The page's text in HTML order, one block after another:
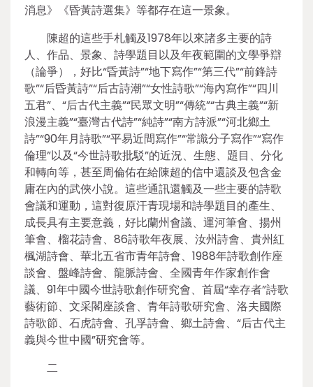
消息》《昏黃詩選集》等都存在這一景象。
陳超的這些手札觸及1978年以來諸多主要的詩
人、作品、景象、詩學題目以及年夜範圍的文學爭辯
（論爭），好比“昏黃詩”“地下寫作”“第三代”“前鋒詩
歌”“后昏黃詩”“后古詩潮”“女性詩歌”“海內寫作”“四川
五君”、“后古代主義”“民眾文明”“傳統”“古典主義”“新
浪漫主義”“臺灣古代詩”“純詩”“南方詩派”“河北鄉土
詩”“90年月詩歌”“平易近間寫作”“常識分子寫作”“寫作
倫理”以及“今世詩歌批駁”的近況、生態、題目、分化
和轉向等，甚至周倫佑在給陳超的信中還談及包含金
庸在內的武俠小說。這些通訊還觸及一些主要的詩歌
會議和運動，這對復原汗青現場和詩學題目的產生、
成長具有主要意義，好比蘭州會議、運河筆會、揚州
筆會、榴花詩會、86詩歌年夜展、汝州詩會、貴州紅
楓湖詩會、華北五省市青年詩會、1988年詩歌創作座
談會、盤峰詩會、龍脈詩會、全國青年作家創作會
議、91年中國今世詩歌創作研究會、首屆“幸存者”詩歌
藝術節、文采閣座談會、青年詩歌研究會、洛夫國際
詩歌節、石虎詩會、孔孚詩會、鄉土詩會、“后古代主
義與今世中國”研究會等。
二